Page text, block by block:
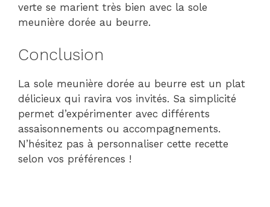
verte se marient très bien avec la sole
meunière dorée au beurre.
Conclusion
La sole meunière dorée au beurre est un plat
délicieux qui ravira vos invités. Sa simplicité
permet d’expérimenter avec différents
assaisonnements ou accompagnements.
N’hésitez pas à personnaliser cette recette
selon vos préférences !